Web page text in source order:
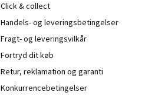
Click & collect
Handels- og leveringsbetingelser
Fragt- og leveringsvilkår
Fortryd dit køb
Retur, reklamation og garanti
Konkurrencebetingelser